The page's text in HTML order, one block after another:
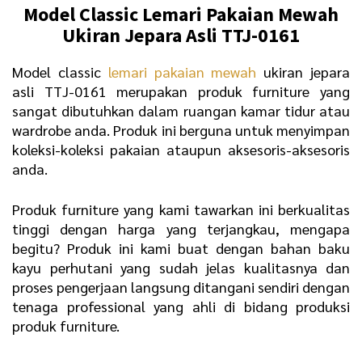
Model Classic Lemari Pakaian Mewah
Ukiran Jepara Asli TTJ-0161
Model classic lemari pakaian mewah ukiran jepara
asli TTJ-0161 merupakan produk furniture yang
sangat dibutuhkan dalam ruangan kamar tidur atau
wardrobe anda. Produk ini berguna untuk menyimpan
koleksi-koleksi pakaian ataupun aksesoris-aksesoris
anda.
Produk furniture yang kami tawarkan ini berkualitas
tinggi dengan harga yang terjangkau, mengapa
begitu? Produk ini kami buat dengan bahan baku
kayu perhutani yang sudah jelas kualitasnya dan
proses pengerjaan langsung ditangani sendiri dengan
tenaga professional yang ahli di bidang produksi
produk furniture.